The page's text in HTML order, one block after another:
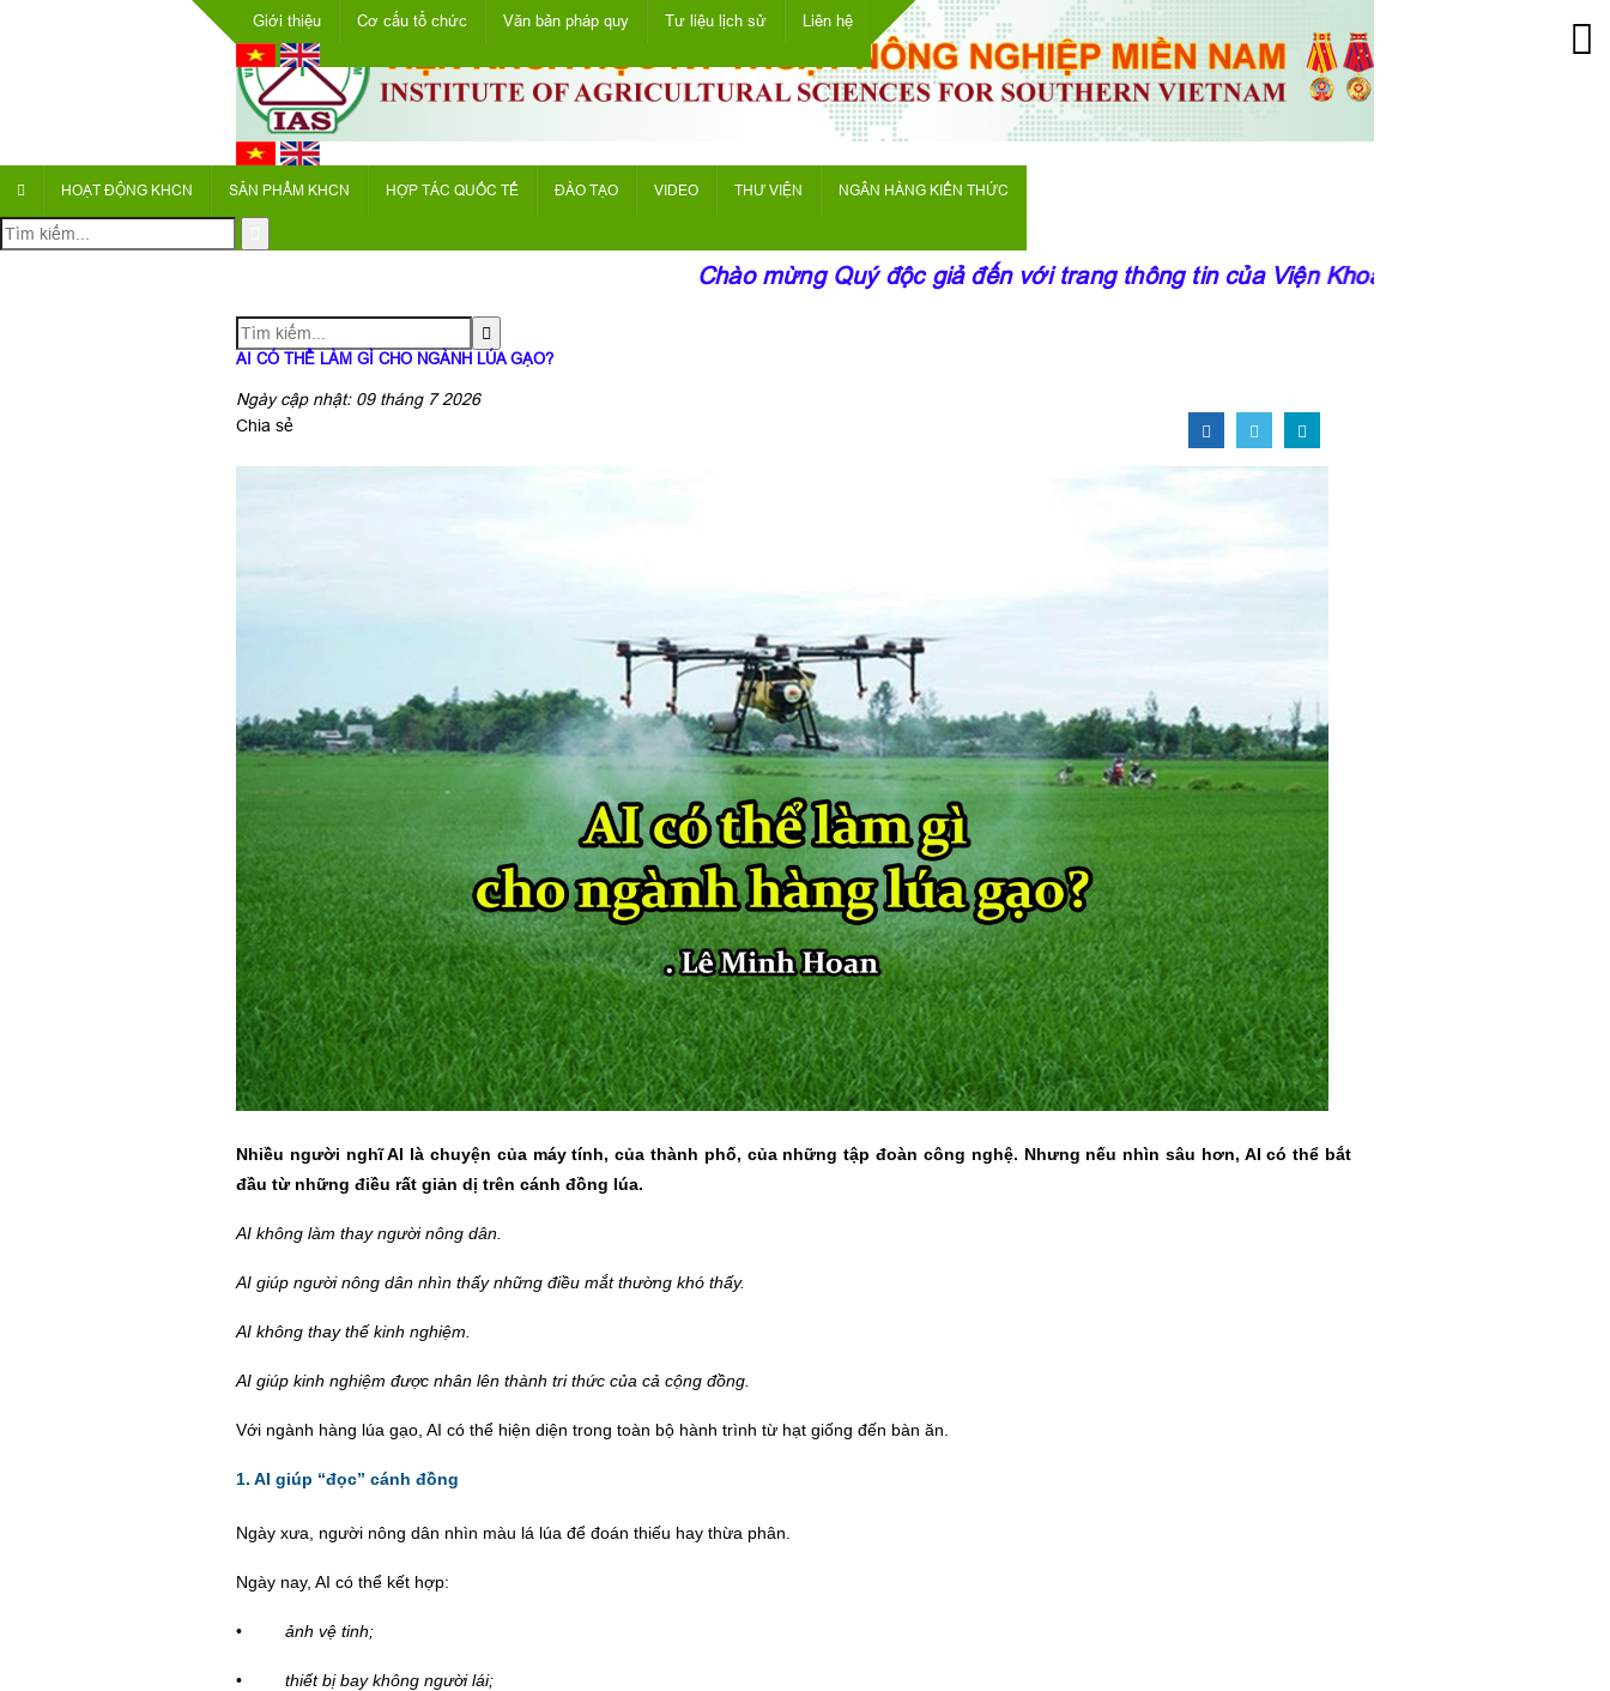
Giới thiệu Cơ cấu tổ chức Văn bản pháp quy Tư liệu lịch sử Liên hệ
HOẠT ĐỘNG KHCN SẢN PHẨM KHCN HỢP TÁC QUỐC TẾ ĐÀO TẠO VIDEO THƯ VIỆN NGÂN HÀNG KIẾN THỨC
Chào mừng Quý độc giả đến với trang thông tin của Viện Khoa học Kỹ Thuật Nông
AI CÓ THỂ LÀM GÌ CHO NGÀNH LÚA GẠO?
Ngày cập nhật: 09 tháng 7 2026
Chia sẻ
Nhiều người nghĩ AI là chuyện của máy tính, của thành phố, của những tập đoàn công nghệ. Nhưng nếu nhìn sâu hơn, AI có thể bắt
đầu từ những điều rất giản dị trên cánh đồng lúa.
AI không làm thay người nông dân.
AI giúp người nông dân nhìn thấy những điều mắt thường khó thấy.
AI không thay thế kinh nghiệm.
AI giúp kinh nghiệm được nhân lên thành tri thức của cả cộng đồng.
Với ngành hàng lúa gạo, AI có thể hiện diện trong toàn bộ hành trình từ hạt giống đến bàn ăn.
1. AI giúp “đọc” cánh đồng
Ngày xưa, người nông dân nhìn màu lá lúa để đoán thiếu hay thừa phân.
Ngày nay, AI có thể kết hợp:
• ảnh vệ tinh;
• thiết bị bay không người lái;